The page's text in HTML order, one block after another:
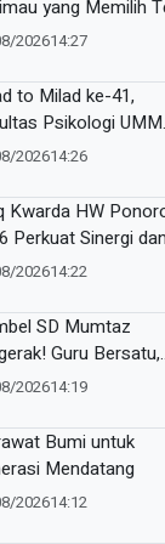
yang Memilih
202614:27
to Milad ke-41,
Psikologi UMM
Workshop Guru
202614:26
Kwarda HW
Perkuat Sinergi dan
Kualitas
202614:22
SD Mumtaz
Guru Bersatu,
Makin
202614:19
Bumi untuk
Mendatang
202614:12